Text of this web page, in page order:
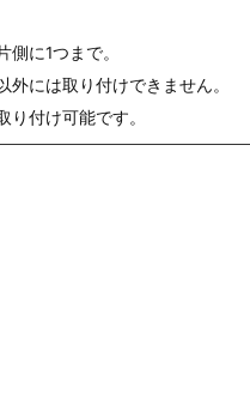
側に1つまで。
外には取り付けできません。
り付け可能です。